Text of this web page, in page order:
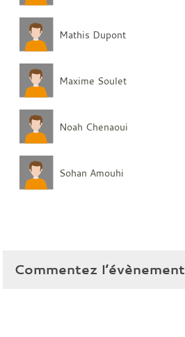
Mathis Dupont
Maxime Soulet
Noah Chenaoui
Sohan Amouhi
Commentez l’évènement